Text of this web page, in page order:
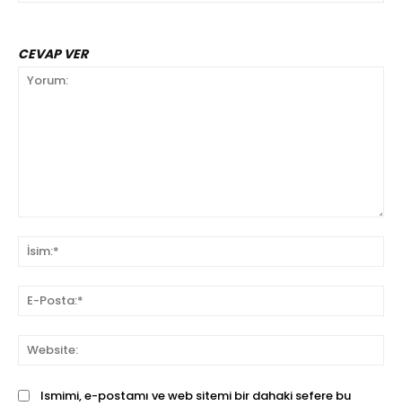
CEVAP VER
Ismimi, e-postamı ve web sitemi bir dahaki sefere bu